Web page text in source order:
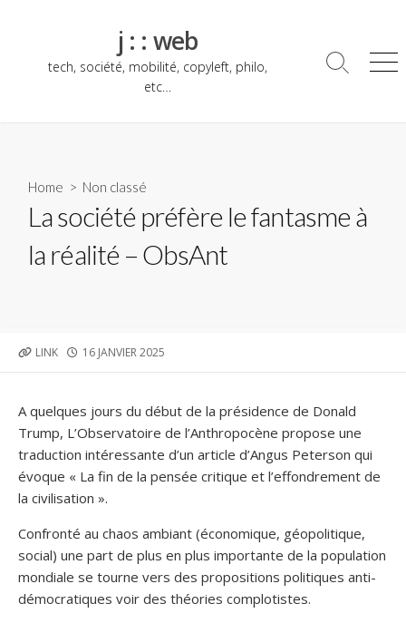
j : : web
tech, société, mobilité, copyleft, philo,
etc…
Search
Home > Non classé
La société préfère le fantasme à
la réalité – ObsAnt
LINK
PUBLISHED
16 JANVIER 2025
A quelques jours du début de la présidence de Donald
Trump, L’Observatoire de l’Anthropocène propose une
traduction intéressante d’un article d’Angus Peterson qui
évoque « La fin de la pensée critique et l’effondrement de
la civilisation ».
Confronté au chaos ambiant (économique, géopolitique,
social) une part de plus en plus importante de la population
mondiale se tourne vers des propositions politiques anti-
démocratiques voir des théories complotistes.